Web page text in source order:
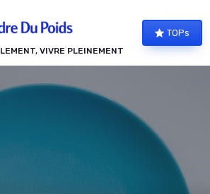
VIVRE PLEINEMENT
TOPs
cookies